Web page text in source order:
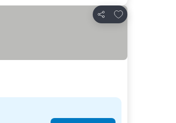
Jaa
Lisää suosikkeihin